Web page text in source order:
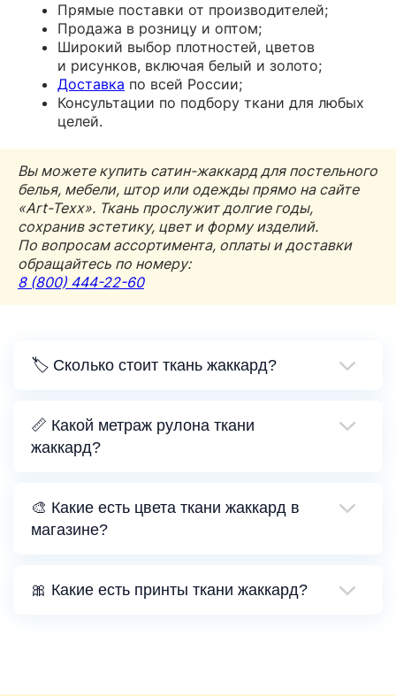
Прямые поставки от производителей;
Продажа в розницу и оптом;
Широкий выбор плотностей, цветов
и рисунков, включая белый и золото;
Доставка по всей России;
Консультации по подбору ткани для любых
целей.
Вы можете купить сатин-жаккард для постельного
белья, мебели, штор или одежды прямо на сайте
«Art-Texx». Ткань прослужит долгие годы,
сохранив эстетику, цвет и форму изделий.
По вопросам ассортимента, оплаты и доставки
обращайтесь по номеру:
8 (800) 444-22-60
🏷️ Сколько стоит ткань жаккард?
📏 Какой метраж рулона ткани
жаккард?
🎨 Какие есть цвета ткани жаккард в
магазине?
🎀 Какие есть принты ткани жаккард?